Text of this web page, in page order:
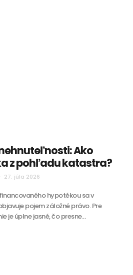
Ako
z pohľadu katastra?
27. júla 2026
hypotékou sa v
pojem záložné právo. Pre
je úplne jasné, čo presne...